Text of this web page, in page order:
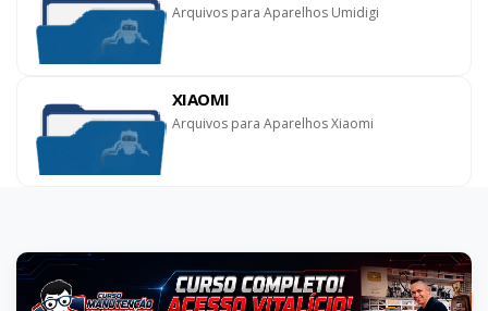
Arquivos para Aparelhos Umidigi
XIAOMI
Arquivos para Aparelhos Xiaomi